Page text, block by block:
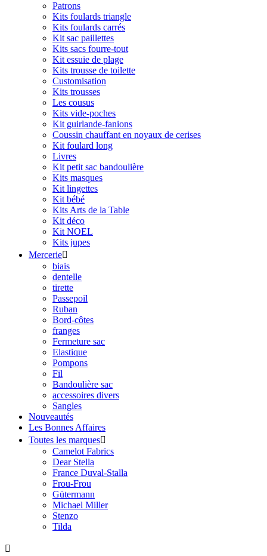
Patrons
Kits foulards triangle
Kits foulards carrés
Kit sac paillettes
Kits sacs fourre-tout
Kit essuie de plage
Kits trousse de toilette
Customisation
Kits trousses
Les cousus
Kits vide-poches
Kit guirlande-fanions
Coussin chauffant en noyaux de cerises
Kit foulard long
Livres
Kit petit sac bandoulière
Kits masques
Kit lingettes
Kit bébé
Kits Arts de la Table
Kit déco
Kit NOEL
Kits jupes
Mercerie
biais
dentelle
tirette
Passepoil
Ruban
Bord-côtes
franges
Fermeture sac
Elastique
Pompons
Fil
Bandoulière sac
accessoires divers
Sangles
Nouveautés
Les Bonnes Affaires
Toutes les marques
Camelot Fabrics
Dear Stella
France Duval-Stalla
Frou-Frou
Gütermann
Michael Miller
Stenzo
Tilda
